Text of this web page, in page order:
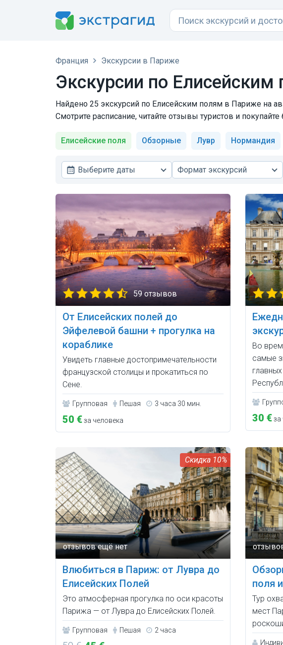
Франция Экскурсии в Париже
Экскурсии по
Найдено 25 экскурсий по Елисейским полям в Париже на
Смотрите расписание, читайте отзывы туристов и
Елисейские поля Обзорные Лувр Нормандия
Выберите даты Формат экскурсий
59 отзывов
От Елисейских полей до
Эйфелевой башни + прогулка на
кораблике
Увидеть главные достопримечательности
французской столицы и прокатиться по
Сене.
Групповая Пешая 3 часа 30 мин.
50 €за человека
Во
самые
30 €за
10%
Влюбиться в Париж: от Лувра до
Елисейских Полей
Это атмосферная прогулка по оси красоты
Парижа — от Лувра до Елисейских Полей.
Групповая Пешая 2 часа
поля
Тур
мест